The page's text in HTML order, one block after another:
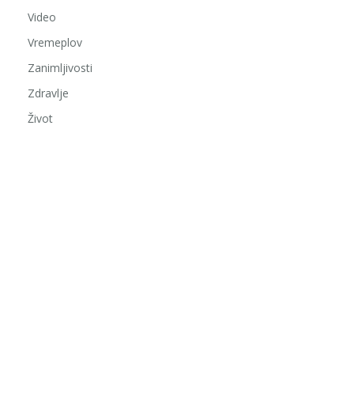
Video
Vremeplov
Zanimljivosti
Zdravlje
Život